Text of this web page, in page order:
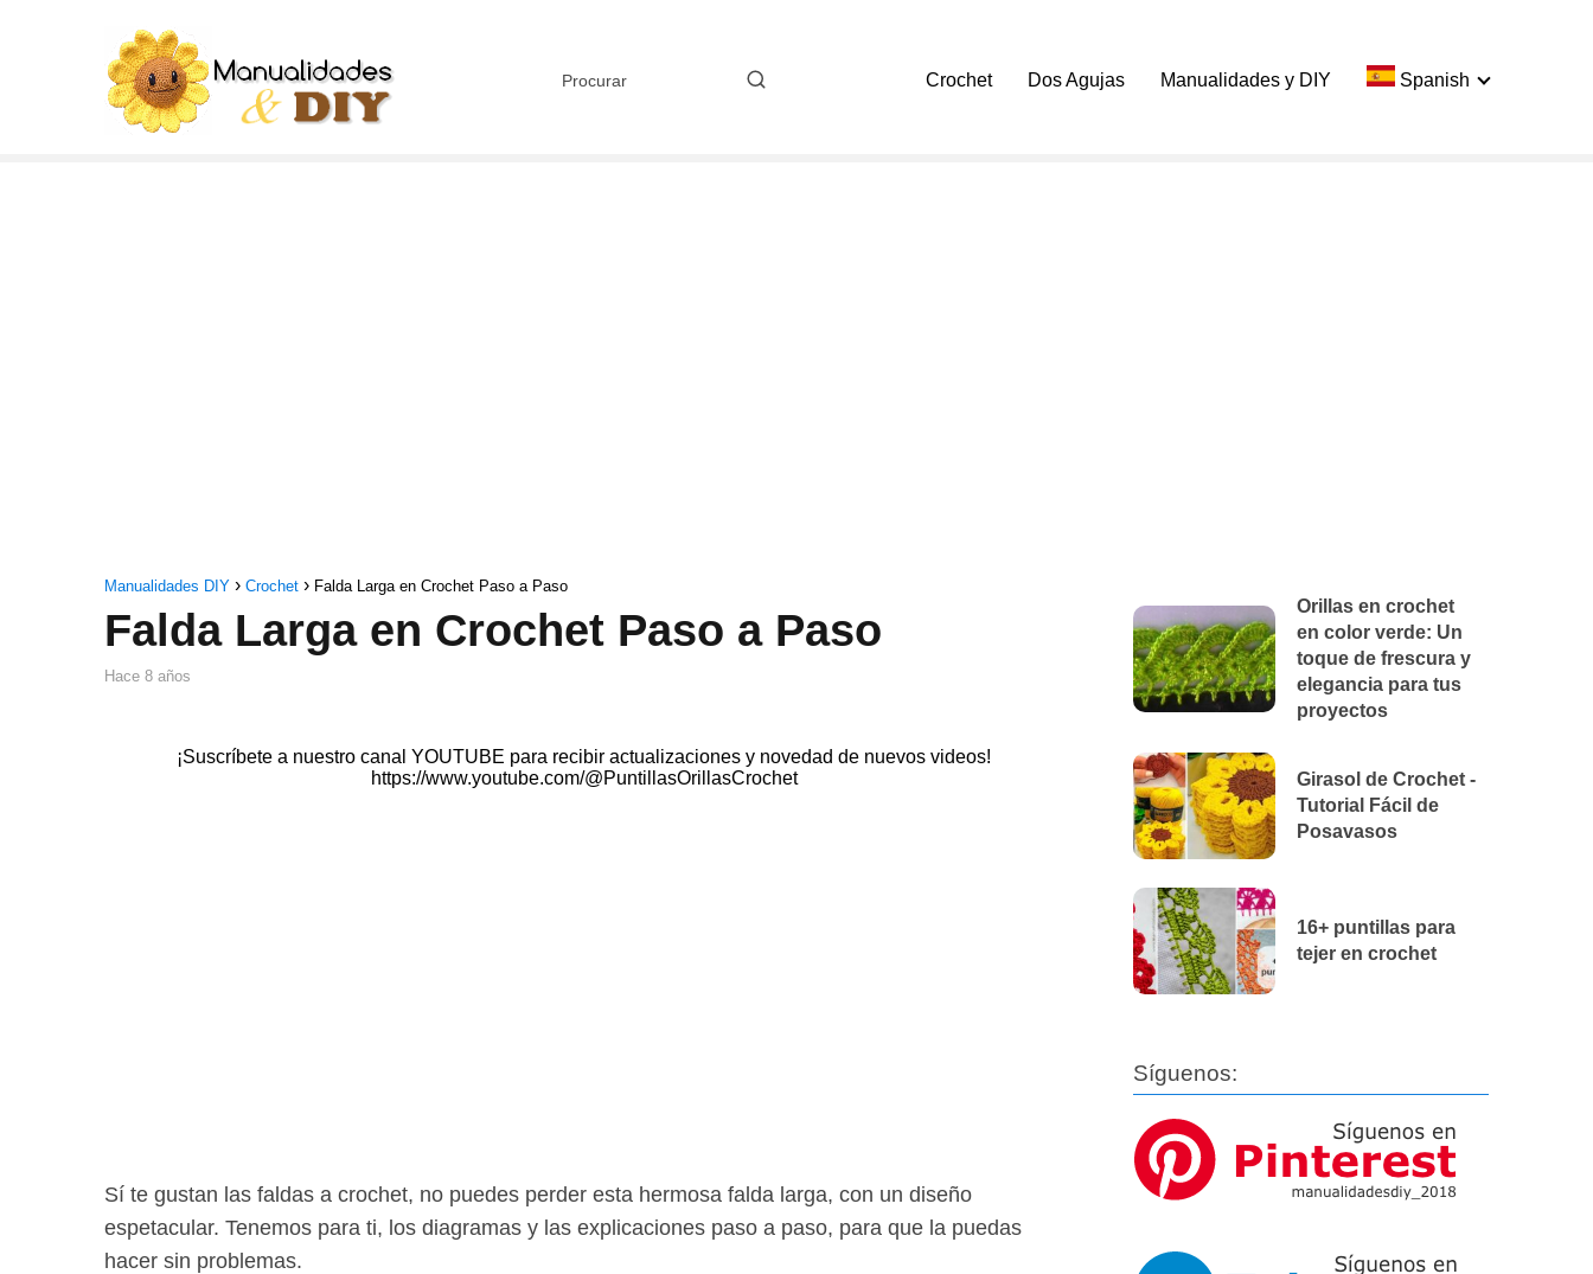
Crochet Dos Agujas Manualidades y DIY Spanish
Manualidades DIY Crochet Falda Larga en Crochet Paso a Paso
Falda Larga en Crochet Paso a Paso
hace 8 años
¡Suscríbete a nuestro canal YOUTUBE para recibir actualizaciones y novedad de nuevos videos!
https://www.youtube.com/@PuntillasOrillasCrochet
Sí te gustan las faldas a crochet, no puedes perder esta hermosa falda larga, con un diseño
espetacular. Tenemos para ti, los diagramas y las explicaciones paso a paso, para que la puedas
hacer sin problemas.
Orillas en crochet
en color verde: Un
toque de frescura y
elegancia para tus
proyectos
Girasol de Crochet -
Tutorial Fácil de
Posavasos
16+ puntillas para
tejer en crochet
Síguenos: